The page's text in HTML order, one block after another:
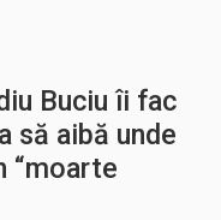
Buciu îi fac
să aibă unde
“moarte